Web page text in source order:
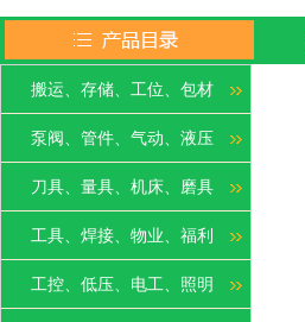
搬运、存储、工位、包材
泵阀、管件、气动、液压
刀具、量具、机床、磨具
工具、焊接、物业、福利
工控、低压、电工、照明